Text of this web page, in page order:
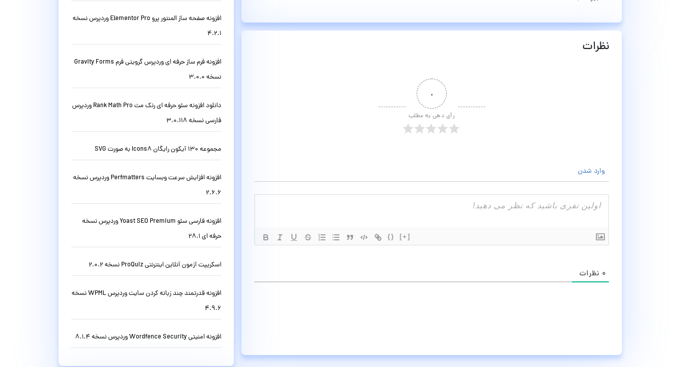
نظرات
۰
رأی دهی به مطلب
وارد شدن
{} [+]
۰ نظرات
افزونه صفحه ساز المنتور پرو Elementor Pro وردپرس نسخه
4.2.1
افزونه فرم ساز حرفه ای وردپرس گرویتی فرم Gravity Forms
نسخه 3.0.0
دانلود افزونه سئو حرفه ای رنک مث Rank Math Pro وردپرس
فارسی نسخه 3.0.118
مجموعه 130 آیکون رایگان Icons8 به صورت SVG
افزونه افزایش سرعت وبسایت Perfmatters وردپرس نسخه
2.6.6
افزونه فارسی سئو Yoast SEO Premium وردپرس نسخه
حرفه ای 28.1
اسکریپت آزمون آنلاین اینترنتی ProQuiz نسخه 2.0.2
افزونه قدرتمند چند زبانه کردن سایت وردپرس WPML نسخه
4.9.6
افزونه امنیتی Wordfence Security وردپرس نسخه 8.1.4